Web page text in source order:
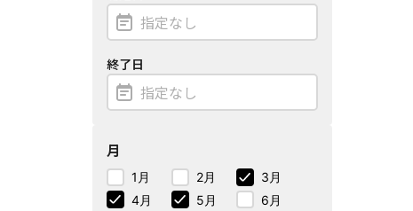
終了日
月
1月 2月
3月
4月
5月
6月